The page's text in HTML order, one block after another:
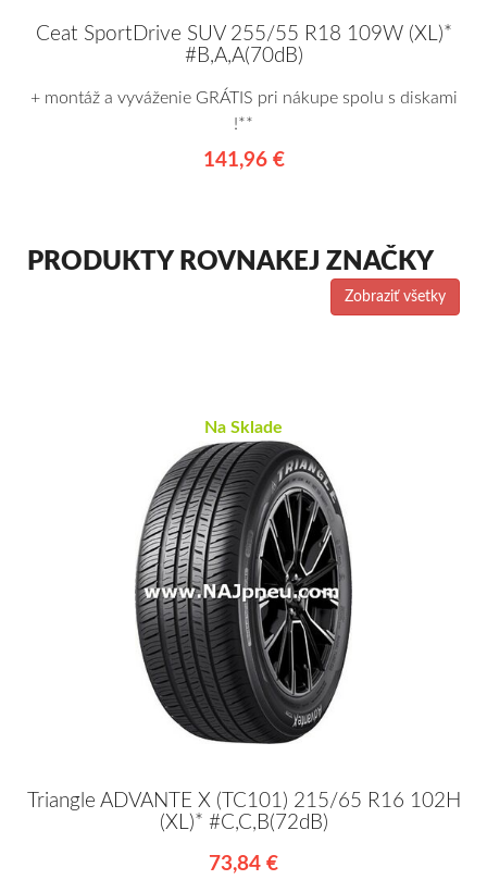
Ceat SportDrive SUV 255/55 R18 109W (XL)*
#B,A,A(70dB)
+ montáž a vyváženie GRÁTIS pri nákupe spolu s diskami
!**
141,96 €
PRODUKTY ROVNAKEJ ZNAČKY
Zobraziť všetky
Na Sklade
Triangle ADVANTE X (TC101) 215/65 R16 102H
(XL)* #C,C,B(72dB)
73,84 €